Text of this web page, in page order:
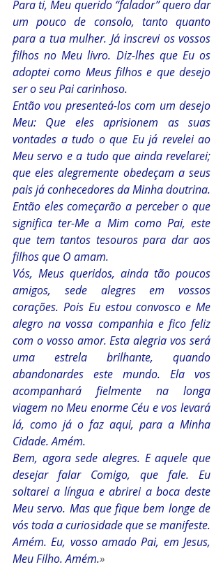
Para ti, Meu querido “falador” quero dar
um pouco de consolo, tanto quanto
para a tua mulher. Já inscrevi os vossos
filhos no Meu livro. Diz-lhes que Eu os
adoptei como Meus filhos e que desejo
ser o seu Pai carinhoso.
Então vou presenteá-los com um desejo
Meu: Que eles aprisionem as suas
vontades a tudo o que Eu já revelei ao
Meu servo e a tudo que ainda revelarei;
que eles alegremente obedeçam a seus
pais já conhecedores da Minha doutrina.
Então eles começarão a perceber o que
significa ter-Me a Mim como Pai, este
que tem tantos tesouros para dar aos
filhos que O amam.
Vós, Meus queridos, ainda tão poucos
amigos, sede alegres em vossos
corações. Pois Eu estou convosco e Me
alegro na vossa companhia e fico feliz
com o vosso amor. Esta alegria vos será
uma estrela brilhante, quando
abandonardes este mundo. Ela vos
acompanhará fielmente na longa
viagem no Meu enorme Céu e vos levará
lá, como já o faz aqui, para a Minha
Cidade. Amém.
Bem, agora sede alegres. E aquele que
desejar falar Comigo, que fale. Eu
soltarei a língua e abrirei a boca deste
Meu servo. Mas que fique bem longe de
vós toda a curiosidade que se manifeste.
Amém. Eu, vosso amado Pai, em Jesus,
Meu Filho. Amém.»